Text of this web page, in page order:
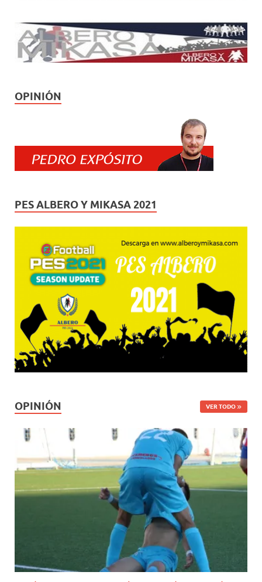
OPINIÓN
PES ALBERO Y MIKASA 2021
OPINIÓN VER TODO